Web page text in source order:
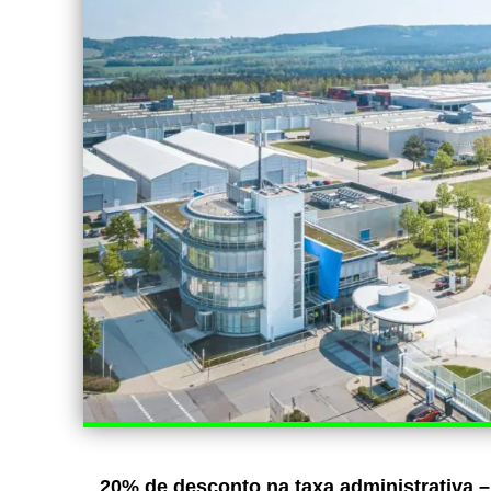
20% de desconto na taxa administrativa